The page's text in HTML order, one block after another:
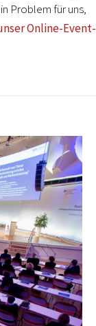
Problem für uns,
Online-Event-